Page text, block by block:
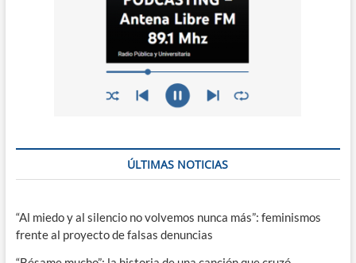
ÚLTIMAS NOTICIAS
“Al miedo y al silencio no volvemos nunca más”: feminismos
frente al proyecto de falsas denuncias